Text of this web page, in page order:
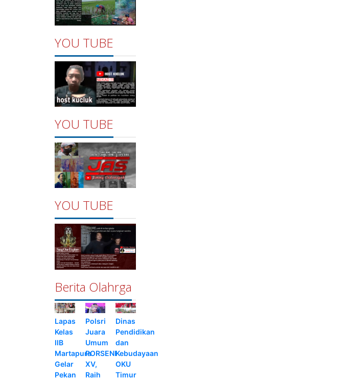
YOU TUBE
YOU TUBE
YOU TUBE
Berita Olahrga
Lapas
Kelas
IIB
Martapura
Gelar
Pekan
Polsri
Juara
Umum
PORSENI
XV,
Raih
Dinas
Pendidikan
dan
Kebudayaan
OKU
Timur